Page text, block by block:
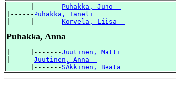
      |-------
Puhakka, Juho
|------ Puhakka, Taneli
|     |-------Korvela, Liisa
Puhakka, Anna
|     |-------Juutinen, Matti
|------Juutinen, Anna
      |-------
SÃkkinen, Beata